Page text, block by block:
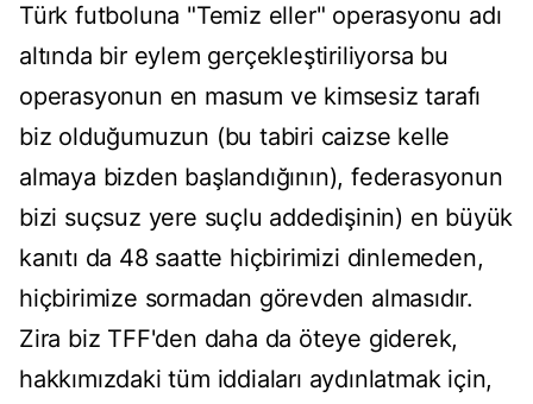
Türk futboluna "Temiz eller" operasyonu adı
altında bir eylem gerçekleştiriliyorsa bu
operasyonun en masum ve kimsesiz tarafı
biz olduğumuzun (bu tabiri caizse kelle
almaya bizden başlandığının), federasyonun
bizi suçsuz yere suçlu addedişinin) en büyük
kanıtı da 48 saatte hiçbirimizi dinlemeden,
hiçbirimize sormadan görevden almasıdır.
Zira biz TFF'den daha da öteye giderek,
hakkımızdaki tüm iddiaları aydınlatmak için,